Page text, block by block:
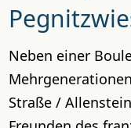
Neben einer
Straße /